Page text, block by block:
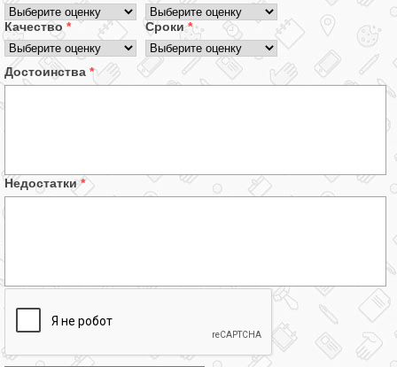
Качество * Сроки*
Достоинства *
Недостатки*